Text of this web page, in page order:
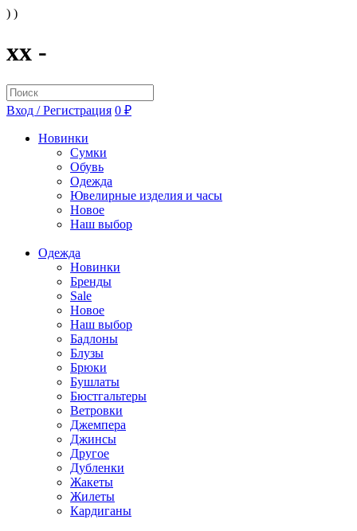
) )
xx -
Вход / Регистрация 0 ₽
Новинки
Сумки
Обувь
Одежда
Ювелирные изделия и часы
Новое
Наш выбор
Одежда
Новинки
Бренды
Sale
Новое
Наш выбор
Бадлоны
Блузы
Брюки
Бушлаты
Бюстгальтеры
Ветровки
Джемпера
Джинсы
Другое
Дубленки
Жакеты
Жилеты
Кардиганы